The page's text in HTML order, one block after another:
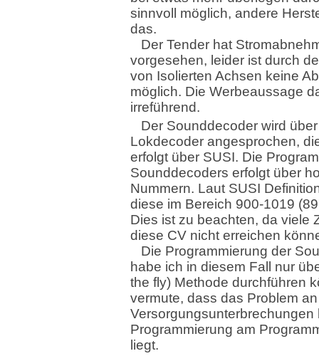
sinnvoll möglich, andere
das.
Der Tender hat
vorgesehen, leider ist durch
von Isolierten Achsen keine
möglich. Die Werbeaussage
irreführend.
Der Sounddecoder wird
Lokdecoder angesprochen,
erfolgt über SUSI. Die
Sounddecoders erfolgt über
Nummern. Laut SUSI
diese im Bereich 900-1019
Dies ist zu beachten, da viele
diese CV nicht erreichen
Die Programmierung der
habe ich in diesem Fall nur
the fly) Methode durchführen
vermute, dass das Problem
Versorgungsunterbrechungen
Programmierung am
liegt.